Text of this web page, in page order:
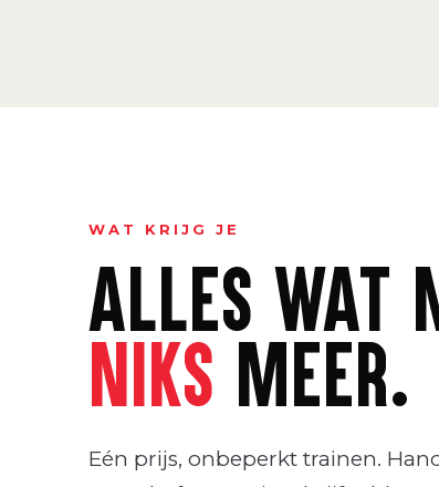
WAT KRIJG JE
ALLES WAT
NIKS MEER.
Eén prijs, onbeperkt trainen.